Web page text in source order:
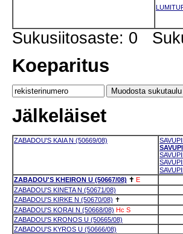
Sukusiitosaste: 0
Koeparitus
Jälkeläiset
ZABADOU'S KAIA N (50669/08)
ZABADOU'S KHEIRON U (50667/08) ✝ E
ZABADOU'S KINETA N (50671/08)
ZABADOU'S KIRKE N (50670/08) ✝
ZABADOU'S KORAI N (50668/08) Hc S
ZABADOU'S KRONOS U (50665/08)
ZABADOU'S KYROS U (50666/08)